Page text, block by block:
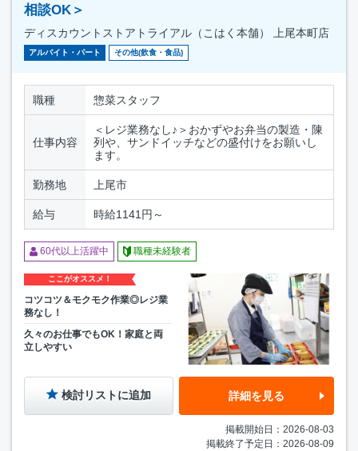
相談OK＞
ディスカウントストアトライアル（こはく本舗） 上尾本町店
アルバイト・パート その他(飲食・食品)
職種 惣菜スタッフ
仕事内容
＜レジ業務なし♪＞おかずやお弁当の製造・陳
列や、サンドイッチなどの盛付けをお願いし
ます。
勤務地 上尾市
給与 時給1141円～
60代以上活躍中 職種未経験者
ここがオススメ！
コツコツ＆モクモク作業◎レジ業
務なし！
久々のお仕事でもOK！家庭と両
立しやすい
検討リストに追加 詳細を見る
掲載開始日：2026-08-03
掲載終了予定日：2026-08-09